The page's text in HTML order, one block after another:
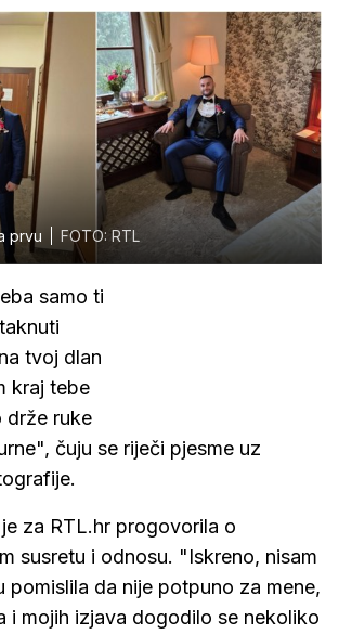
prvu FOTO: RTL
samo ti
tvoj dlan
kraj tebe
drže ruke
čuju se riječi pjesme uz
za RTL.hr progovorila o
susretu i odnosu. "Iskreno, nisam
pomislila da nije potpuno za mene,
i mojih izjava dogodilo se nekoliko